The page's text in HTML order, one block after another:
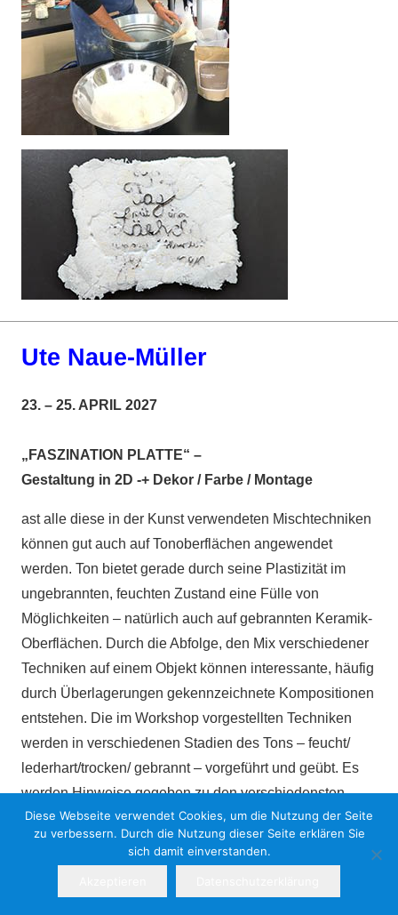
Ute Naue-Müller
23. – 25. APRIL 2027
„FASZINATION PLATTE“ –
Gestaltung in 2D -+ Dekor / Farbe / Montage
ast alle diese in der Kunst verwendeten Mischtechniken
können gut auch auf Tonoberflächen angewendet
werden. Ton bietet gerade durch seine Plastizität im
ungebrannten, feuchten Zustand eine Fülle von
Möglichkeiten – natürlich auch auf gebrannten Keramik-
Oberflächen. Durch die Abfolge, den Mix verschiedener
Techniken auf einem Objekt können interessante, häufig
durch Überlagerungen gekennzeichnete Kompositionen
entstehen. Die im Workshop vorgestellten Techniken
werden in verschiedenen Stadien des Tons – feucht/
lederhart/trocken/ gebrannt – vorgeführt und geübt. Es
werden Hinweise gegeben zu den verschiedensten
handwerklichen Aspekten und
Kompositionsmöglichkeiten. Das kann gerne auch an
mitgebrachten Objekten erfolgen. Lehrreich, interessant
Diese Webseite verwendet Cookies, um die Nutzung der Seite
zu verbessern. Durch die Nutzung dieser Seite erklären Sie
sich damit einverstanden.